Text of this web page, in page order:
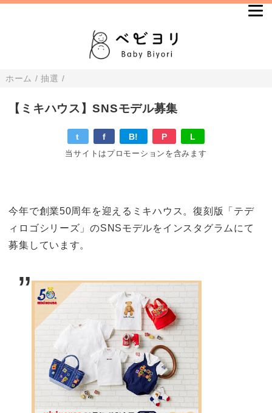
ホーム /抽選 /
【ミキハウス】SNSモデル募集
t f B! P L
当サイトはプロモーションを含みます
今年で創業50周年を迎えるミキハウス。復刻版「テデ
ィロゴシリーズ」のSNSモデルをインスタグラムにて
募集しています。